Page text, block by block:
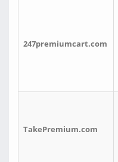
247premiumcart.com
TakePremium.com